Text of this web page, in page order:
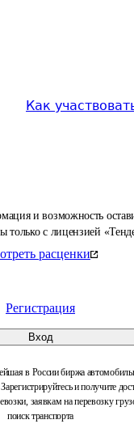
Как
и возможность
только с лицензией
расценки
Регистрация
Вход
в России биржа
и получите
заявкам на перевозку
поиск транспорта